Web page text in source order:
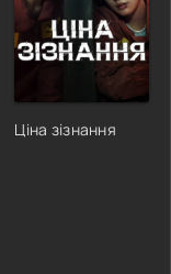
Ціна зізнання